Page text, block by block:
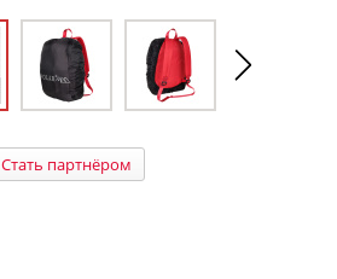
Стать партнёром